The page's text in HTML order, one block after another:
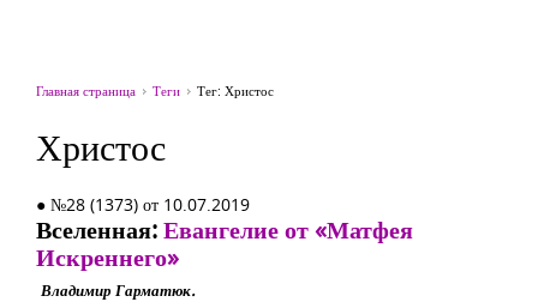
Главная страница Теги Тег: Христос
Христос
● №28 (1373) от 10.07.2019
Вселенная:Евангелие от «Матфея
Искреннего»
Владимир Гарматюк.